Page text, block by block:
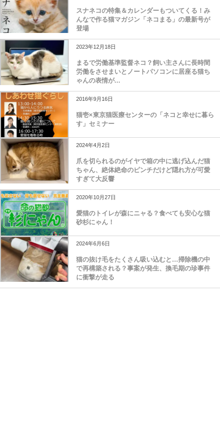
スナネコの特集＆カレンダーもついてくる！み
んなで作る猫マガジン「ネコまる」の最新号が
登場
2023年12月18日
まるで労働基準監督ネコ？飼い主さんに長時間
労働をさせまいとノートパソコンに居座る猫ち
ゃんの表情が...
2016年9月16日
猫壱×東京猫医療センターの「ネコと幸せに暮ら
す」セミナー
2024年4月2日
爪を切られるのがイヤで箱の中に逃げ込んだ猫
ちゃん、絶体絶命のピンチだけど隠れ方が可愛
すぎて大反響
2020年10月27日
愛猫のトイレが森にニャる？食べても安心な猫
砂杉にゃん！
2024年6月6日
猫の抜け毛をたくさん吸い込むと…掃除機の中
で再構築される？事案が発生、換毛期の珍事件
に衝撃が走る